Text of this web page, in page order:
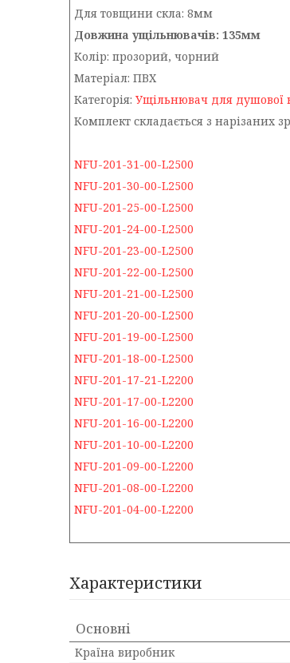
Для товщини скла: 8мм
Довжина ущільнювачів: 135мм
Колір: прозорий, чорний
Матеріал: ПВХ
Категорія: Ущільнювач для душової
Комплект складається з нарізаних
NFU-201-31-00-L2500
NFU-201-30-00-L2500
NFU-201-25-00-L2500
NFU-201-24-00-L2500
NFU-201-23-00-L2500
NFU-201-22-00-L2500
NFU-201-21-00-L2500
NFU-201-20-00-L2500
NFU-201-19-00-L2500
NFU-201-18-00-L2500
NFU-201-17-21-L2200
NFU-201-17-00-L2200
NFU-201-16-00-L2200
NFU-201-10-00-L2200
NFU-201-09-00-L2200
NFU-201-08-00-L2200
NFU-201-04-00-L2200
Характеристики
Основні
Країна виробник